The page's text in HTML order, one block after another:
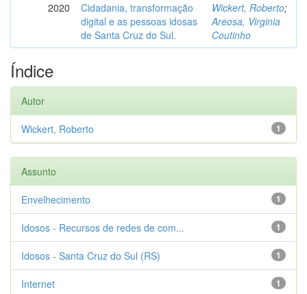
2020
Cidadania, transformação
digital e as pessoas idosas
de Santa Cruz do Sul.
Wickert, Roberto;
Areosa, Virginia
Coutinho
Índice
Autor
1
Wickert, Roberto
Assunto
1
Envelhecimento
1
Idosos - Recursos de redes de com...
1
Idosos - Santa Cruz do Sul (RS)
1
Internet